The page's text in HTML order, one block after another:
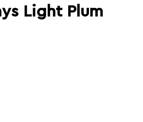
Light Plum